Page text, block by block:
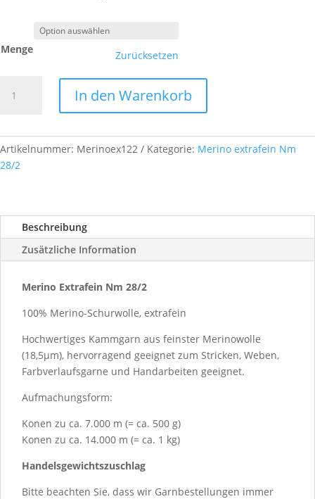
Menge Zurücksetzen
Extrafein,
Farb-
Nr.
In den Warenkorb
Artikelnummer: Merinoex122 Kategorie: Merino extrafein Nm
28/2
Beschreibung
Zusätzliche Information
Merino Extrafein Nm 28/2
100% Merino-Schurwolle, extrafein
Hochwertiges Kammgarn aus feinster Merinowolle
(18,5µm), hervorragend geeignet zum Stricken, Weben,
Farbverlaufsgarne und Handarbeiten geeignet.
Aufmachungsform:
Konen zu ca. 7.000 m (= ca. 500 g)
Konen zu ca. 14.000 m (= ca. 1 kg)
Handelsgewichtszuschlag
Bitte beachten Sie, dass wir Garnbestellungen immer